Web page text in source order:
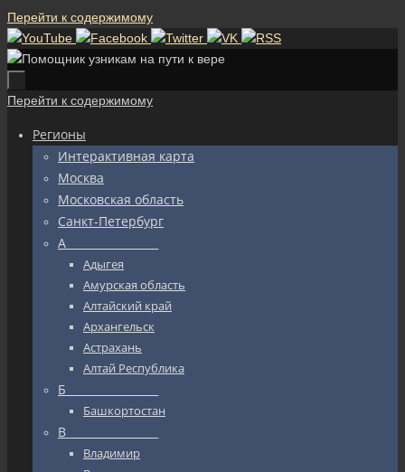
Перейти к содержимому
Перейти к содержимому
Регионы
Интерактивная карта
Москва
Московская область
Санкт-Петербург
А_________________
Адыгея
Амурская область
Алтайский край
Архангельск
Астрахань
Алтай Республика
Б_________________
Башкортостан
В_________________
Владимир